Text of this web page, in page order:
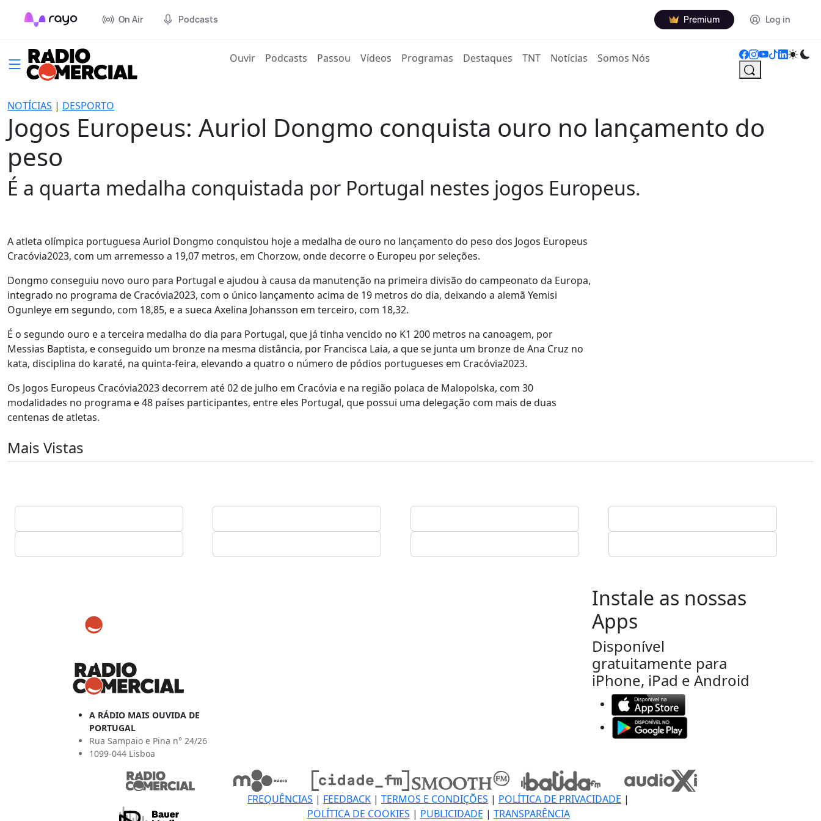
On Air Podcasts Premium Log in
Ouvir(current)
Podcasts Passou Vídeos Programas Destaques TNT Notícias Somos Nós
NOTÍCIAS | DESPORTO
Jogos Europeus: Auriol Dongmo conquista ouro no lançamento do
peso
É a quarta medalha conquistada por Portugal nestes jogos Europeus.
A atleta olímpica portuguesa Auriol Dongmo conquistou hoje a medalha de ouro no lançamento do peso dos Jogos Europeus
Cracóvia2023, com um arremesso a 19,07 metros, em Chorzow, onde decorre o Europeu por seleções.
Dongmo conseguiu novo ouro para Portugal e ajudou à causa da manutenção na primeira divisão do campeonato da Europa,
integrado no programa de Cracóvia2023, com o único lançamento acima de 19 metros do dia, deixando a alemã Yemisi
Ogunleye em segundo, com 18,85, e a sueca Axelina Johansson em terceiro, com 18,32.
É o segundo ouro e a terceira medalha do dia para Portugal, que já tinha vencido no K1 200 metros na canoagem, por
Messias Baptista, e conseguido um bronze na mesma distância, por Francisca Laia, a que se junta um bronze de Ana Cruz no
kata, disciplina do karaté, na quinta-feira, elevando a quatro o número de pódios portugueses em Cracóvia2023.
Os Jogos Europeus Cracóvia2023 decorrem até 02 de julho em Cracóvia e na região polaca de Malopolska, com 30
modalidades no programa e 48 países participantes, entre eles Portugal, que possui uma delegação com mais de duas
centenas de atletas.
Mais Vistas
A RÁDIO MAIS OUVIDA DE
PORTUGAL
Rua Sampaio e Pina n° 24/26
1099-044 Lisboa
Instale as nossas
Apps
Disponível
gratuitamente para
iPhone, iPad e Android
FREQUÊNCIAS | FEEDBACK | TERMOS E CONDIÇÕES | POLÍTICA DE PRIVACIDADE |
POLÍTICA DE COOKIES | PUBLICIDADE | TRANSPARÊNCIA